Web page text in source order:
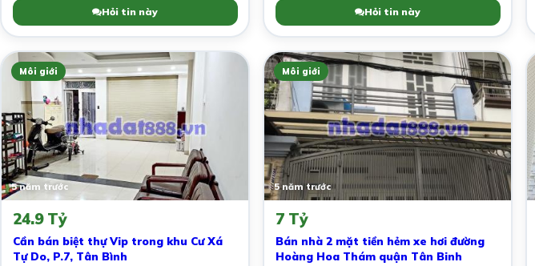
Hỏi tin này Hỏi tin này
Môi giới
5 năm trước
24.9 Tỷ
Cần bán biệt thự Vip trong khu Cư Xá
Tự Do, P.7, Tân Bình
Môi giới
5 năm trước
7 Tỷ
Bán nhà 2 mặt tiền hẻm xe hơi đường
Hoàng Hoa Thám quận Tân Binh